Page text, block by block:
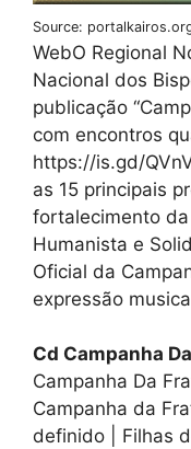
Source:
WebO Regional
Nacional dos
publicação
com encontros
https://is.gd/
as 15 principais
fortalecimento
Humanista e
Oficial da
expressão
Cd Campanha
Campanha Da
Campanha da
definido | Filhas